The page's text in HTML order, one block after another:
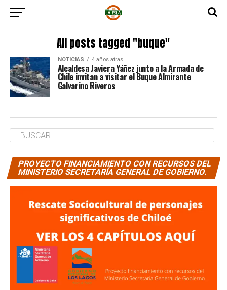
All posts tagged "buque"
NOTICIAS 4 años atras
Alcaldesa Javiera Yáñez junto a la Armada de
Chile invitan a visitar el Buque Almirante
Galvarino Riveros
PROYECTO FINANCIAMIENTO CON RECURSOS DEL
MINISTERIO SECRETARÍA GENERAL DE GOBIERNO.